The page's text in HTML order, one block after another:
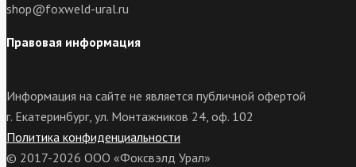
shop@foxweld-ural.ru
Правовая информация
Информация на сайте не является публичной офертой
г. Екатеринбург, ул. Монтажников 24, оф. 102
Политика конфиденциальности
© 2017-2026 ООО «Фоксвэлд Урал»